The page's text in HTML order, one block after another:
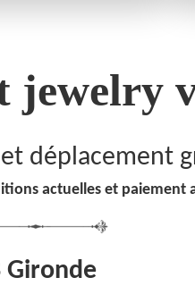
jewelry
déplacement
actuelles et paiement
Gironde